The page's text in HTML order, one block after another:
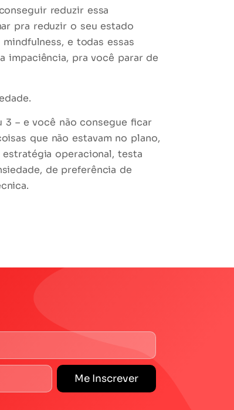
reduzir essa
pra reduzir o seu estado
mindfulness, e todas essas
impaciência, pra você parar de
– e você não consegue ficar
que não estavam no plano,
estratégia operacional, testa
, de preferência de
Me Inscrever